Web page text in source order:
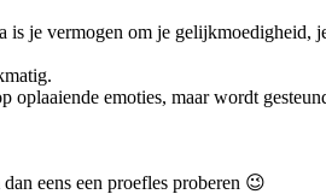
is je vermogen om je gelijkmoedigheid,
oplaaiende emoties, maar wordt
eens een proefles proberen 😉